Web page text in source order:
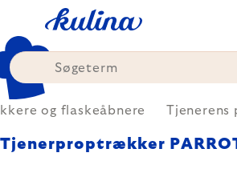
content
og flaskeåbnere
Tjenerproptrækker